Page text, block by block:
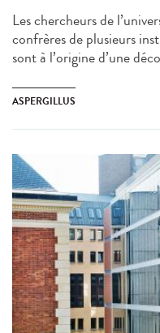
Les chercheurs de
confrères de plusieurs
sont à l’origine d’une
ASPERGILLUS